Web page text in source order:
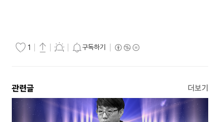
1 구독하기
관련글 더보기